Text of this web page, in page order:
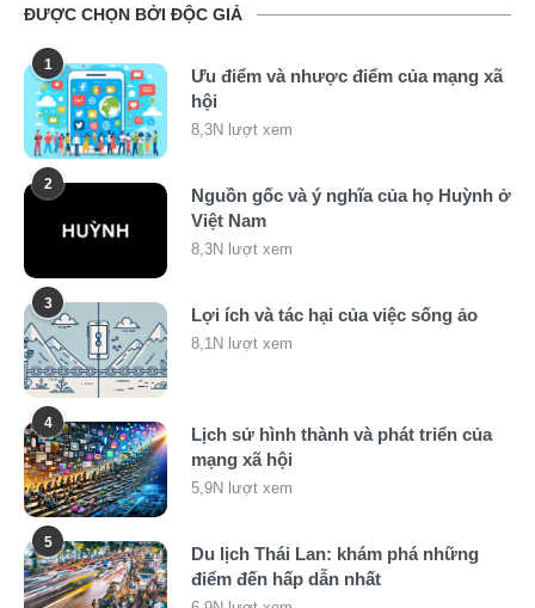
ĐƯỢC CHỌN BỞI ĐỘC GIẢ
1
Ưu điểm và nhược điểm của mạng xã
hội
8,3N lượt xem
2
Nguồn gốc và ý nghĩa của họ Huỳnh ở
Việt Nam
8,3N lượt xem
3
Lợi ích và tác hại của việc sống ảo
8,1N lượt xem
4
Lịch sử hình thành và phát triển của
mạng xã hội
5,9N lượt xem
5
Du lịch Thái Lan: khám phá những
điểm đến hấp dẫn nhất